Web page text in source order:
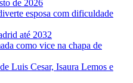
de 2026
esposa com dificuldade
até 2032
como vice na chapa de
Luis Cesar, Isaura Lemos e